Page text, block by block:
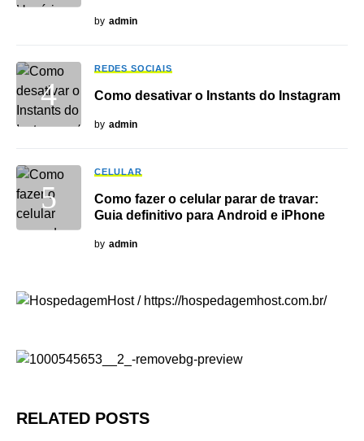
by admin
REDES SOCIAIS
Como desativar o Instants do Instagram
by admin
CELULAR
Como fazer o celular parar de travar:
Guia definitivo para Android e iPhone
by admin
RELATED POSTS